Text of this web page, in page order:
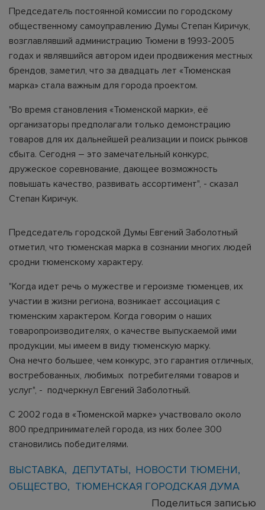
Председатель постоянной комиссии по городскому
общественному самоуправлению Думы Степан Киричук,
возглавлявший администрацию Тюмени в 1993-2005
годах и являвшийся автором идеи продвижения местных
брендов, заметил, что за двадцать лет «Тюменская
марка» стала важным для города проектом.
"Во время становления «Тюменской марки», её
организаторы предполагали только демонстрацию
товаров для их дальнейшей реализации и поиск рынков
сбыта. Сегодня – это замечательный конкурс,
дружеское соревнование, дающее возможность
повышать качество, развивать ассортимент", - сказал
Степан Киричук.
Председатель городской Думы Евгений Заболотный
отметил, что тюменская марка в сознании многих людей
сродни тюменскому характеру.
"Когда идет речь о мужестве и героизме тюменцев, их
участии в жизни региона, возникает ассоциация с
тюменским характером. Когда говорим о наших
товаропроизводителях, о качестве выпускаемой ими
продукции, мы имеем в виду тюменскую марку.
Она нечто большее, чем конкурс, это гарантия отличных,
востребованных, любимых потребителями товаров и
услуг", - подчеркнул Евгений Заболотный.
С 2002 года в «Тюменской марке» участвовало около
800 предпринимателей города, из них более 300
становились победителями.
ВЫСТАВКА ДЕПУТАТЫ
НОВОСТИ ТЮМЕНИ
ОБЩЕСТВО
ТЮМЕНСКАЯ ГОРОДСКАЯ ДУМА
Поделиться записью